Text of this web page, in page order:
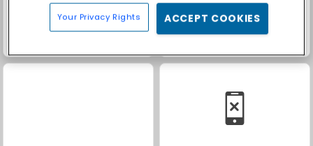
Your Privacy Rights ACCEPT COOKIES